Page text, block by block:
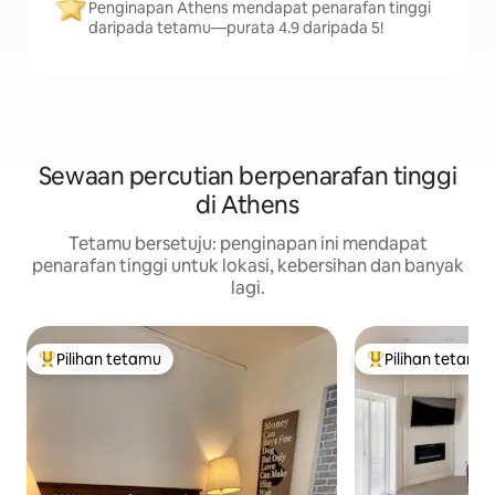
Penginapan Athens mendapat penarafan tinggi
daripada tetamu—purata 4.9 daripada 5!
Sewaan percutian berpenarafan tinggi
di Athens
Tetamu bersetuju: penginapan ini mendapat
penarafan tinggi untuk lokasi, kebersihan dan banyak
lagi.
Pilihan utama tetamu
Pilihan tetamu Pilihan utama
Pilihan tetamu